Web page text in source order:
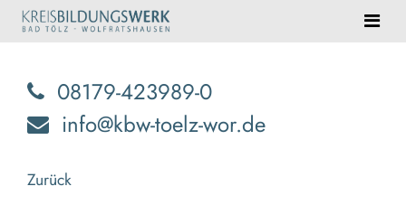
08179-423989-0
info@kbw-toelz-wor.de
Zurück